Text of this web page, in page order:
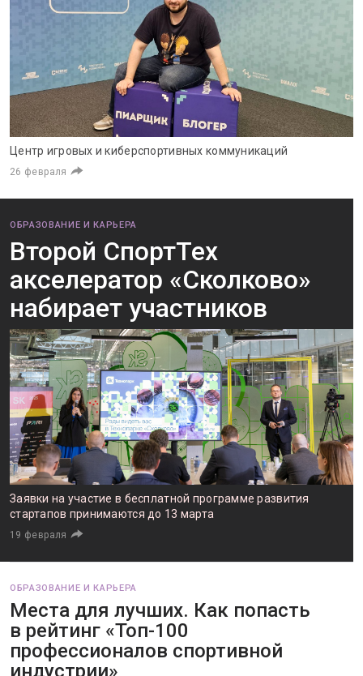
Центр игровых и киберспортивных коммуникаций
26 февраля
ОБРАЗОВАНИЕ И КАРЬЕРА
Второй СпортТех
акселератор «Сколково»
набирает участников
Заявки на участие в бесплатной программе развития
стартапов принимаются до 13 марта
19 февраля
ОБРАЗОВАНИЕ И КАРЬЕРА
Места для лучших. Как попасть
в рейтинг «Топ-100
профессионалов спортивной
индустрии»